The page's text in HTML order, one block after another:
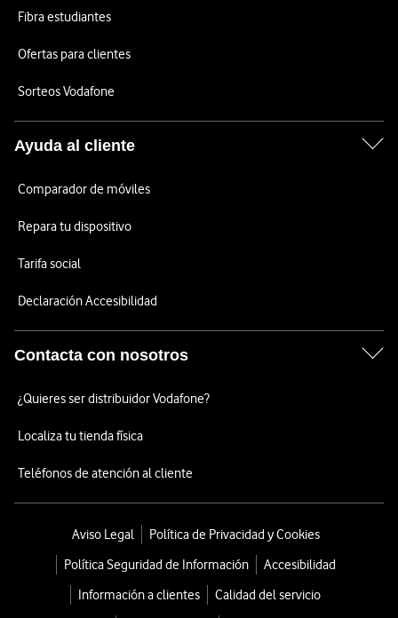
Fibra estudiantes
Ofertas para clientes
Sorteos Vodafone
Ayuda al cliente
Comparador de móviles
Repara tu dispositivo
Tarifa social
Declaración Accesibilidad
Contacta con nosotros
¿Quieres ser distribuidor Vodafone?
Localiza tu tienda física
Teléfonos de atención al cliente
Aviso Legal
Política de Privacidad y Cookies
Política Seguridad de Información
Accesibilidad
Información a clientes
Calidad del servicio